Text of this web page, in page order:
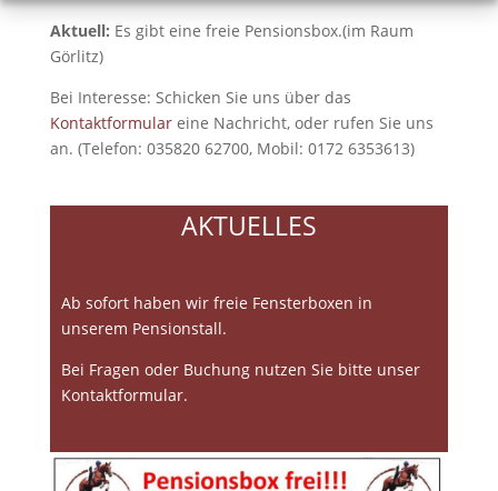
Aktuell: Es gibt eine freie Pensionsbox.(im Raum
Görlitz)
Bei Interesse: Schicken Sie uns über das
Kontaktformulareine Nachricht, oder rufen Sie uns
an. (Telefon: 035820 62700, Mobil: 0172 6353613)
AKTUELLES
Ab sofort haben wir freie Fensterboxen in
unserem Pensionstall.
Bei Fragen oder Buchung nutzen Sie bitte unser
Kontaktformular.